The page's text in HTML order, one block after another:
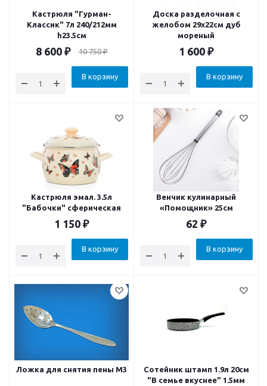
Кастрюля "Гурман-
Классик" 7л 240/212мм
h23.5см
8 600₽ 10 750₽
В корзину
Доска разделочная c
желобом 29х22см дуб
мореный
1 600 ₽
В корзину
Кастрюля эмал. 3.5л
"Бабочки" сферическая
1 150 ₽
В корзину
Венчик кулинарный
«Помощник» 25см
62 ₽
В корзину
Ложка для снятия пены М3
Сотейник штамп 1.9л 20см
"В семье вкуснее" 1.5мм